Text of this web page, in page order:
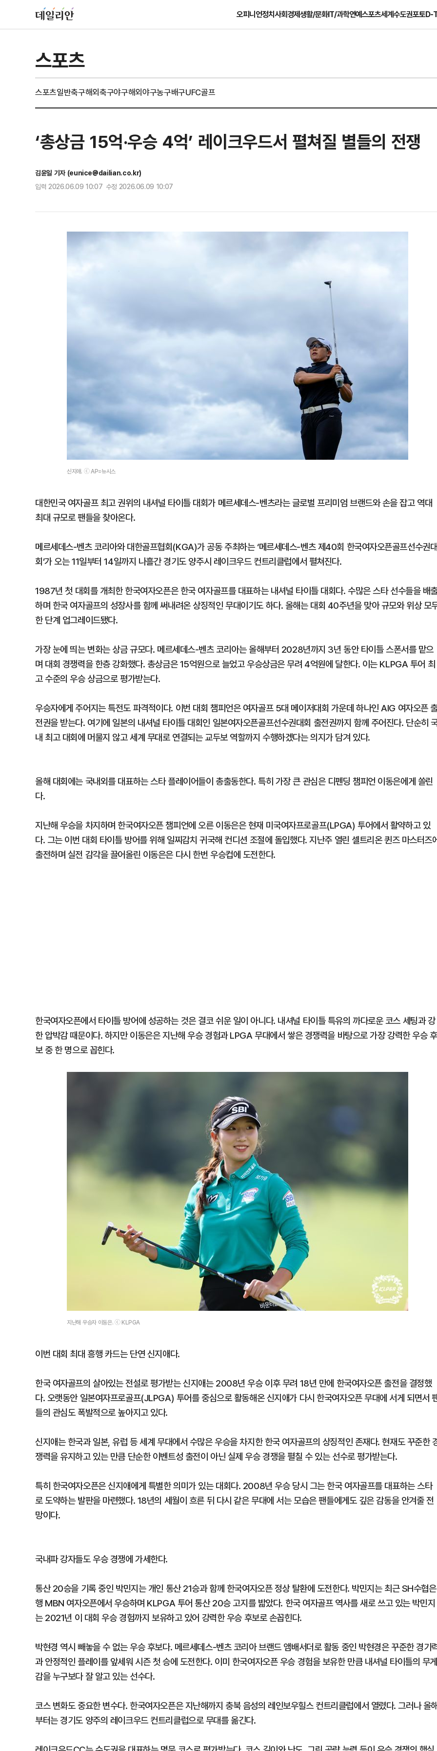
오피니언정치사회경제생활/문화IT/과학연예스포츠세계수도권포토D-
스포츠
스포츠일반축구해외축구야구해외야구농구배구UFC골프
‘총상금 15억·우승 4억’ 레이크우드서 펼쳐질 별들의 전쟁
김윤일 기자 (eunice@dailian.co.kr)
입력 2026.06.09 10:07 수정 2026.06.09 10:07
신지애. ⓒ AP=뉴시스
대한민국 여자골프 최고 권위의 내셔널 타이틀 대회가 메르세데스-벤츠라는 글로벌 프리미엄 브랜드와 손을 잡고 역대
최대 규모로 팬들을 찾아온다.
메르세데스-벤츠 코리아와 대한골프협회(KGA)가 공동 주최하는 ‘메르세데스-벤츠 제40회 한국여자오픈골프선수권
회’가 오는 11일부터 14일까지 나흘간 경기도 양주시 레이크우드 컨트리클럽에서 펼쳐진다.
1987년 첫 대회를 개최한 한국여자오픈은 한국 여자골프를 대표하는 내셔널 타이틀 대회다. 수많은 스타 선수들을 배
하며 한국 여자골프의 성장사를 함께 써내려온 상징적인 무대이기도 하다. 올해는 대회 40주년을 맞아 규모와 위상 모
한 단계 업그레이드됐다.
가장 눈에 띄는 변화는 상금 규모다. 메르세데스-벤츠 코리아는 올해부터 2028년까지 3년 동안 타이틀 스폰서를 맡으
며 대회 경쟁력을 한층 강화했다. 총상금은 15억원으로 늘었고 우승상금은 무려 4억원에 달한다. 이는 KLPGA 투어 최
고 수준의 우승 상금으로 평가받는다.
우승자에게 주어지는 특전도 파격적이다. 이번 대회 챔피언은 여자골프 5대 메이저대회 가운데 하나인 AIG 여자오픈
전권을 받는다. 여기에 일본의 내셔널 타이틀 대회인 일본여자오픈골프선수권대회 출전권까지 함께 주어진다. 단순히
내 최고 대회에 머물지 않고 세계 무대로 연결되는 교두보 역할까지 수행하겠다는 의지가 담겨 있다.
올해 대회에는 국내외를 대표하는 스타 플레이어들이 총출동한다. 특히 가장 큰 관심은 디펜딩 챔피언 이동은에게 쏠린
다.
지난해 우승을 차지하며 한국여자오픈 챔피언에 오른 이동은은 현재 미국여자프로골프(LPGA) 투어에서 활약하고 있
다. 그는 이번 대회 타이틀 방어를 위해 일찌감치 귀국해 컨디션 조절에 돌입했다. 지난주 열린 셀트리온 퀸즈 마스터즈
출전하며 실전 감각을 끌어올린 이동은은 다시 한번 우승컵에 도전한다.
한국여자오픈에서 타이틀 방어에 성공하는 것은 결코 쉬운 일이 아니다. 내셔널 타이틀 특유의 까다로운 코스 세팅과 강
한 압박감 때문이다. 하지만 이동은은 지난해 우승 경험과 LPGA 무대에서 쌓은 경쟁력을 바탕으로 가장 강력한 우승 후
보 중 한 명으로 꼽힌다.
지난해 우승자 이동은. ⓒ KLPGA
이번 대회 최대 흥행 카드는 단연 신지애다.
한국 여자골프의 살아있는 전설로 평가받는 신지애는 2008년 우승 이후 무려 18년 만에 한국여자오픈 출전을 결정했
다. 오랫동안 일본여자프로골프(JLPGA) 투어를 중심으로 활동해온 신지애가 다시 한국여자오픈 무대에 서게 되면서
들의 관심도 폭발적으로 높아지고 있다.
신지애는 한국과 일본, 유럽 등 세계 무대에서 수많은 우승을 차지한 한국 여자골프의 상징적인 존재다. 현재도 꾸준한
쟁력을 유지하고 있는 만큼 단순한 이벤트성 출전이 아닌 실제 우승 경쟁을 펼칠 수 있는 선수로 평가받는다.
특히 한국여자오픈은 신지애에게 특별한 의미가 있는 대회다. 2008년 우승 당시 그는 한국 여자골프를 대표하는 스타
로 도약하는 발판을 마련했다. 18년의 세월이 흐른 뒤 다시 같은 무대에 서는 모습은 팬들에게도 깊은 감동을 안겨줄 전
망이다.
국내파 강자들도 우승 경쟁에 가세한다.
통산 20승을 기록 중인 박민지는 개인 통산 21승과 함께 한국여자오픈 정상 탈환에 도전한다. 박민지는 최근 SH수협은
행 MBN 여자오픈에서 우승하며 KLPGA 투어 통산 20승 고지를 밟았다. 한국 여자골프 역사를 새로 쓰고 있는 박민지
는 2021년 이 대회 우승 경험까지 보유하고 있어 강력한 우승 후보로 손꼽힌다.
박현경 역시 빼놓을 수 없는 우승 후보다. 메르세데스-벤츠 코리아 브랜드 앰배서더로 활동 중인 박현경은 꾸준한 경기
과 안정적인 플레이를 앞세워 시즌 첫 승에 도전한다. 이미 한국여자오픈 우승 경험을 보유한 만큼 내셔널 타이틀의 무
감을 누구보다 잘 알고 있는 선수다.
코스 변화도 중요한 변수다. 한국여자오픈은 지난해까지 충북 음성의 레인보우힐스 컨트리클럽에서 열렸다. 그러나 올
부터는 경기도 양주의 레이크우드 컨트리클럽으로 무대를 옮긴다.